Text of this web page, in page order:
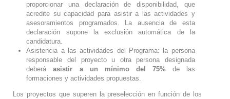
proporcionar una declaración de disponibilidad, que
acredite su capacidad para asistir a las actividades y
asesoramientos programados. La ausencia de esta
declaración supone la exclusión automática de la
candidatura.
Asistencia a las actividades del Programa: la persona
responsable del proyecto u otra persona designada
deberáasistir a un mínimo del 75% de las
formaciones y actividades propuestas.
Los proyectos que superen la preselección en función de los